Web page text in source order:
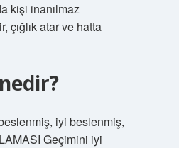
kişi inanılmaz
çığlık atar ve hatta
iyi beslenmiş,
Geçimini iyi